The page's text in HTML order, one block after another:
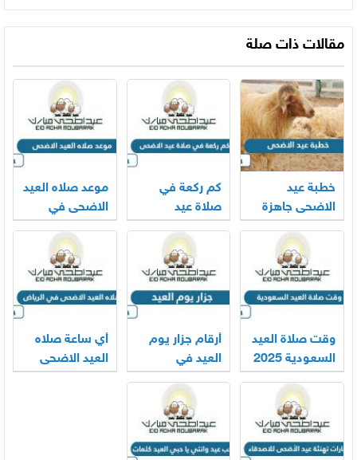
مقالات ذات صلة
خطبة عيد
الاضحى جاهزة
2026
كم ركعة في
صلاة عيد
الاضحى
موعد صلاه العيد
الاضحى في
السعودية 2025
لجميع المناطق
وقت صلاة العيد
السعودية 2025
– 1446
أرقام جزار يوم
العيد في
السعودية 2025
أي ساعة صلاه
العيد الاضحى